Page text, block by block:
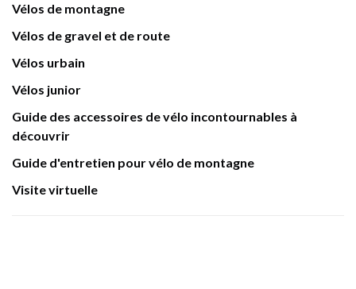
Vélos de montagne
Vélos de gravel et de route
Vélos urbain
Vélos junior
Guide des accessoires de vélo incontournables à
découvrir
Guide d'entretien pour vélo de montagne
Visite virtuelle